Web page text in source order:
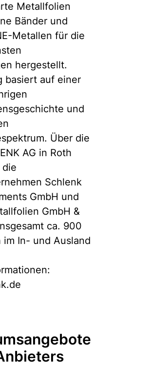
Metallfolien
Bänder und
Metallen für die
hergestellt.
basiert auf einer
und
Über die
AG in Roth
die
Schlenk
GmbH und
GmbH &
ca. 900
im In- und Ausland